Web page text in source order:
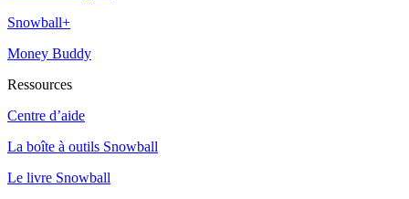
Snowball+
Money Buddy
Ressources
Centre d’aide
La boîte à outils Snowball
Le livre Snowball